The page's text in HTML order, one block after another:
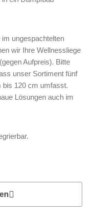
ungespachtelten
wir Ihre Wellnessliege
Aufpreis). Bitte
unser Sortiment fünf
bis 120 cm umfasst.
Lösungen auch im